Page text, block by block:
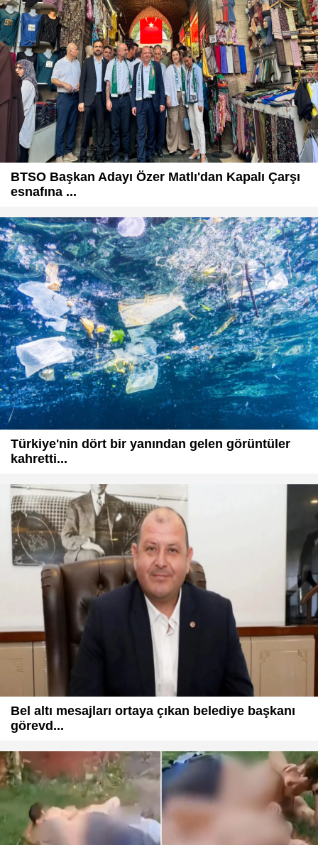
BTSO Başkan Adayı Özer Matlı'dan Kapalı Çarşı
esnafına ...
Türkiye'nin dört bir yanından gelen görüntüler
kahretti...
Bel altı mesajları ortaya çıkan belediye başkanı
görevd...